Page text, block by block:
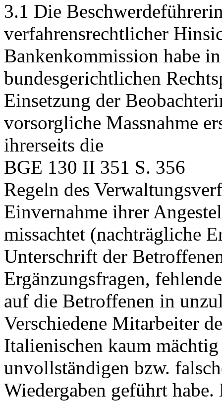
3.1 Die
verfahrensrechtlicher
Bankenkommission habe
bundesgerichtlichen
Einsetzung der
vorsorgliche Massnahme
ihrerseits die
BGE 130 II 351 S. 356
Regeln des
Einvernahme ihrer
missachtet (nachträgliche
Unterschrift der
Ergänzungsfragen,
auf die Betroffenen in
Verschiedene Mitarbeiter
Italienischen kaum
unvollständigen bzw.
Wiedergaben geführt